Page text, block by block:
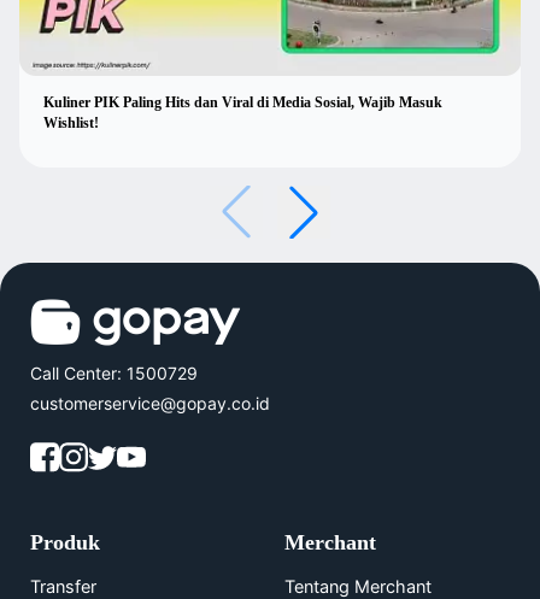
Kuliner PIK Paling Hits dan Viral di Media Sosial, Wajib Masuk
Wishlist!
Call Center: 1500729
customerservice@gopay.co.id
Produk
Transfer
Merchant
Tentang Merchant